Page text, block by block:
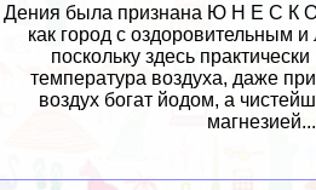
Дения была признана Ю Н Е С К О
как город с оздоровительным
поскольку здесь
температура воздуха, даже
воздух богат йодом, а